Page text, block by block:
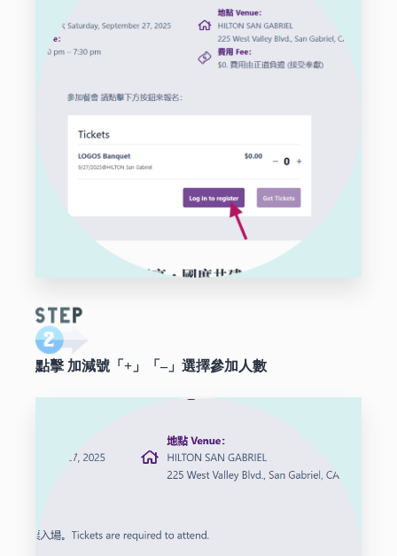
點擊 加減號「+」「–」選擇參加人數